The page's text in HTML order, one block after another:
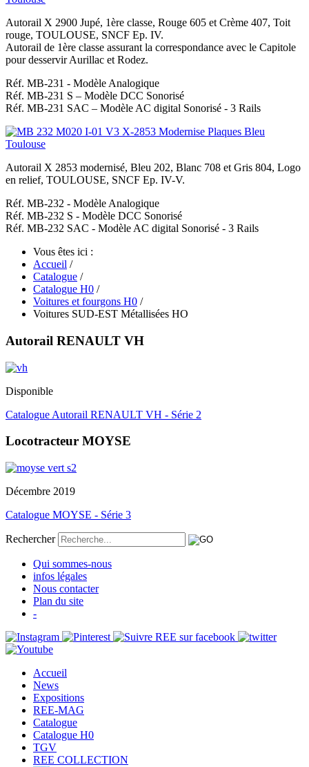
Autorail X 2900 Jupé, 1ère classe, Rouge 605 et Crème 407, Toit
rouge, TOULOUSE, SNCF Ep. IV.
Autorail de 1ère classe assurant la correspondance avec le Capitole
pour desservir Aurillac et Rodez.
Réf. MB-231 - Modèle Analogique
Réf. MB-231 S – Modèle DCC Sonorisé
Réf. MB-231 SAC – Modèle AC digital Sonorisé - 3 Rails
Autorail X 2853 modernisé, Bleu 202, Blanc 708 et Gris 804, Logo
en relief, TOULOUSE, SNCF Ep. IV-V.
Réf. MB-232 - Modèle Analogique
Réf. MB-232 S - Modèle DCC Sonorisé
Réf. MB-232 SAC - Modèle AC digital Sonorisé - 3 Rails
Vous êtes ici :
Accueil /
Catalogue /
Catalogue H0 /
Voitures et fourgons H0 /
Voitures SUD-EST Métallisées HO
Autorail RENAULT VH
Disponible
Catalogue Autorail RENAULT VH - Série 2
Locotracteur MOYSE
Décembre 2019
Catalogue MOYSE - Série 3
Rechercher
Qui sommes-nous
infos légales
Nous contacter
Plan du site
-
Accueil
News
Expositions
REE-MAG
Catalogue
Catalogue H0
TGV
REE COLLECTION